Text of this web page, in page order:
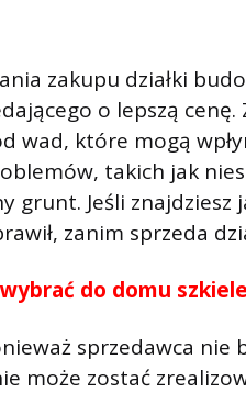
zakupu działki
o lepszą cenę.
wad, które mogą
takich jak
grunt. Jeśli znajdziesz
zanim sprzeda
do domu
sprzedawca nie
może zostać